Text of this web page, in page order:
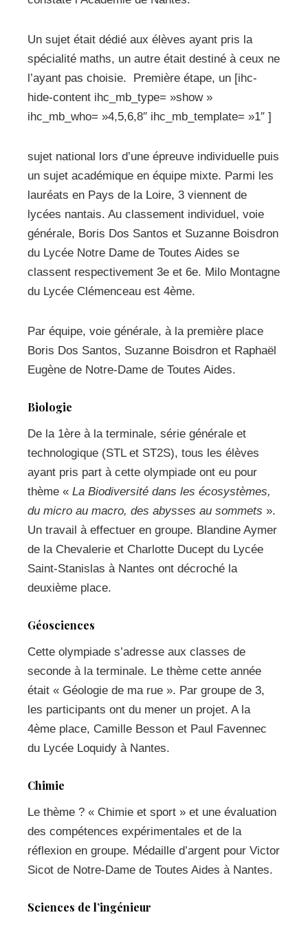
Un sujet était dédié aux élèves ayant pris la
spécialité maths, un autre était destiné à ceux ne
l’ayant pas choisie. Première étape, un [ihc-
hide-content ihc_mb_type= »show »
ihc_mb_who= »4,5,6,8″ ihc_mb_template= »1″ ]
sujet national lors d’une épreuve individuelle puis
un sujet académique en équipe mixte. Parmi les
lauréats en Pays de la Loire, 3 viennent de
lycées nantais. Au classement individuel, voie
générale, Boris Dos Santos et Suzanne Boisdron
du Lycée Notre Dame de Toutes Aides se
classent respectivement 3e et 6e. Milo Montagne
du Lycée Clémenceau est 4ème.
Par équipe, voie générale, à la première place
Boris Dos Santos, Suzanne Boisdron et Raphaël
Eugène de Notre-Dame de Toutes Aides.
Biologie
De la 1ère à la terminale, série générale et
technologique (STL et ST2S), tous les élèves
ayant pris part à cette olympiade ont eu pour
thème « La Biodiversité dans les écosystèmes,
du micro au macro, des abysses au sommets ».
Un travail à effectuer en groupe. Blandine Aymer
de la Chevalerie et Charlotte Ducept du Lycée
Saint-Stanislas à Nantes ont décroché la
deuxième place.
Géosciences
Cette olympiade s’adresse aux classes de
seconde à la terminale. Le thème cette année
était « Géologie de ma rue ». Par groupe de 3,
les participants ont du mener un projet. A la
4ème place, Camille Besson et Paul Favennec
du Lycée Loquidy à Nantes.
Chimie
Le thème ? « Chimie et sport » et une évaluation
des compétences expérimentales et de la
réflexion en groupe. Médaille d’argent pour Victor
Sicot de Notre-Dame de Toutes Aides à Nantes.
Sciences de l’ingénieur